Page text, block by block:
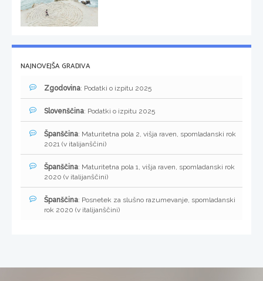
NAJNOVEJŠA GRADIVA
Zgodovina: Podatki o izpitu 2025
Slovenščina: Podatki o izpitu 2025
Španščina: Maturitetna pola 2, višja raven, spomladanski rok
2021 (v italijanščini)
Španščina: Maturitetna pola 1, višja raven, spomladanski rok
2020 (v italijanščini)
Španščina: Posnetek za slušno razumevanje, spomladanski
rok 2020 (v italijanščini)